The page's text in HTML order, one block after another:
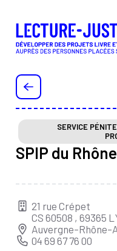
SERVICE
SPIP du Rhône
21 rue Crépet
CS 60508 , 69365
Auvergne-Rhône-
04 69 67 76 00
PERSONNEL DE
DE L'ÉDUCATION
PERSONNEL DE LA
JEUNESSE (PJJ), DU
(SAH) ET DE
BIBLIOTHÉCAIRE
BÉNÉVOLE OU
AUTEUR OU AUTRICE
INTERVENANT·E